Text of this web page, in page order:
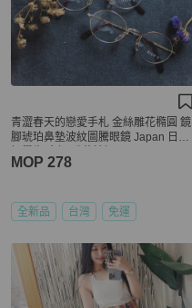
青澀春天的戀愛手札 金絲雕花橢圓 鏡
腳琥珀鼻墊波紋圖騰眼鏡 Japan 日本
MOP 278
全新品 台灣 免運